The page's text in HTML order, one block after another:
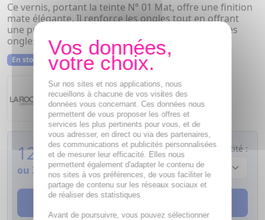
Ce vernis, portant la teinte N° 01 Mat, offre une finition
mate élégante. Il renforce les ongles tout en offrant
une protection durable. Une option idéale pour des
ongles en beauté, à la fois forts et au fini mat.
En stock
La Roche Posay Silicium
12,46€
ou 3,12€si 4 fois sans frais
Quantité :
AJOUTER AU PANIER
Sur nos sites et nos applications, nous
recueillons à chacune de vos visites des
données vous concernant. Ces données nous
permettent de vous proposer les offres et
services les plus pertinents pour vous, et de
vous adresser, en direct ou via des partenaires,
des communications et publicités personnalisées
et de mesurer leur efficacité. Elles nous
permettent également d'adapter le contenu de
nos sites à vos préférences, de vous faciliter le
partage de contenu sur les réseaux sociaux et
de réaliser des statistiques
Avant de poursuivre, vous pouvez sélectionner